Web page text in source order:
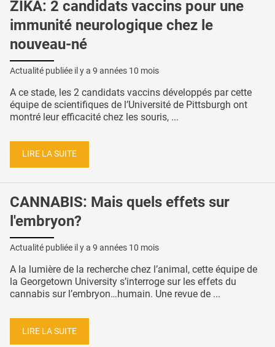
ZIKA: 2 candidats vaccins pour une
immunité neurologique chez le
nouveau-né
Actualité publiée il y a 9 années 10 mois
A ce stade, les 2 candidats vaccins développés par cette
équipe de scientifiques de l’Université de Pittsburgh ont
montré leur efficacité chez les souris, ...
LIRE LA SUITE
CANNABIS: Mais quels effets sur
l'embryon?
Actualité publiée il y a 9 années 10 mois
A la lumière de la recherche chez l’animal, cette équipe de
la Georgetown University s’interroge sur les effets du
cannabis sur l’embryon…humain. Une revue de ...
LIRE LA SUITE